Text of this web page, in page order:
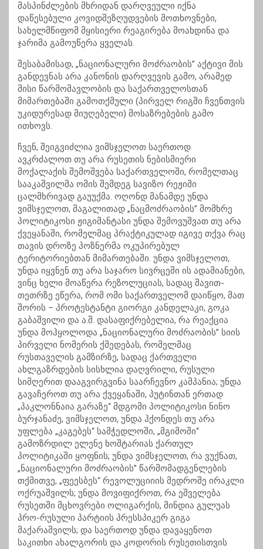
მასპინძლების მხრიდან დარღვეული იქნა
დაწესებული კოვიდშეზღუდვების მოთხოვნები,
სახელმწიფომ მყისიერი რეაგირება მოახდინა და
ჯარიმა გამოუწერა ყველას.
შესაბამისად, „ნაციონალური მოძრაობის” აქტივი მის
განდევნას არა კანონის დარღვევის გამო, არამედ
მისი წარმომავლობის და საქართველოსთან
მიმართებაში გამოთქმული (პირველ რიგში ჩვენთვის
უკიდურესად მიუღებელი) მოსაზრებების გამო
ითხოვს.
ჩვენ, შეიგვიძლია ვიმსჯელოთ საერთოდ
ავკრძალოთ თუ არა რუსეთის ნებისმიერი
მოქალაქის შემოშვება საქართველოში, რომელთაც
სააკაშვილმა ომის შემდეგ სავიზო რეჟიმი
ცალმხრივად გაუუქმა. ოღონდ მანამდე უნდა
ვიმსჯელოთ, მაგალითად „ნაცმოძრაობის” მომხრე
პოლიტიკოსი ჟიგიმანტასი უნდა შემოვუშვათ თუ არა
ქვეყანაში, რომელმაც პრაქტიკულად იგივე თქვა რაც
თავის დროზე პოზნერმა ოკუპირებულ
ტერიტორიებთან მიმართებაში. უნდა ვიმსჯელოთ,
უნდა იყვნენ თუ არა საჯარო სივრცეში ის ადამიანები,
ვინც ხელი მოაწერა რეზოლუციას, სადაც შავით-
თეთრზე ეწერა, რომ ომი საქართველომ დაიწყო, მათ
შორის – პროტესტანტი გიორგი კანდელაკი, გოკა
გაბაშვილი და ა.შ. დასაფიქრებელია, რა რეაქცია
უნდა მოჰყოლოდა „ნაციონალური მოძრაობის” სიის
პირველი ნომერის ქმედებას, რომელმაც
რუსთაველის გამზირზე, სადაც ქართველი
ახლგაზრდების სისხლია დაღვრილი, რუსული
სიმღერით დააგვირგვინა საარჩევნო კამპანია; უნდა
გავაჩეროთ თუ არა ქვეყანაში, პუტინთან ერთად
„პაკლონნაია გარაზე“ მდგომი პოლიტიკოსი ნინო
ბურჯანაძე, ვიმსჯელოთ, უნდა ჰქონდეს თუ არა
უფლება „კაგებეს“ სამჭედლოში, „მგიმოში“
გამოზრდილ ელენე ხოშტარიას ქართულ
პოლიტიკაში ყოფნის; უნდა ვიმსჯელოთ, რა ვუქნათ,
„ნაციონალური მოძრაობის’’ წარმომადგენლების
თქმითვე, „ფეესბეს“ რევოლუციიის მედროშე ირაკლი
ოქრუაშვილს; უნდა მოვიფიქროთ, რა ეშველება
რუსეთში მცხოვრები ოლიგარქის, მინდია გულუას
პრო-რუსული პარტიის პრესსპიკერ გიგა
მაქარაშვილს; და საერთოდ უნდა დავაყენოთ
საკითხი ახალგორის და კოდორის რუსეთისთვის